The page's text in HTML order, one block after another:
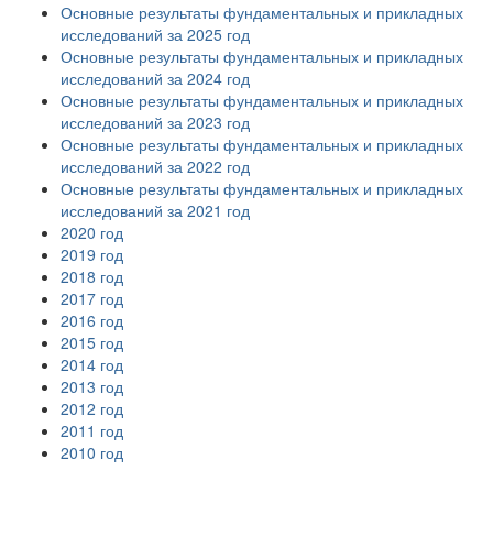
Основные результаты фундаментальных и прикладных
исследований за 2025 год
Основные результаты фундаментальных и прикладных
исследований за 2024 год
Основные результаты фундаментальных и прикладных
исследований за 2023 год
Основные результаты фундаментальных и прикладных
исследований за 2022 год
Основные результаты фундаментальных и прикладных
исследований за 2021 год
2020 год
2019 год
2018 год
2017 год
2016 год
2015 год
2014 год
2013 год
2012 год
2011 год
2010 год